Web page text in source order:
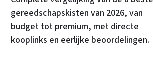
gereedschapskisten van 2026, van
budget tot premium, met directe
kooplinks en eerlijke beoordelingen.